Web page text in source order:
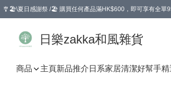
🎐🏖️\夏日感謝祭 /🏖️ 購買任何產品滿HK$600，即可享有全單
日樂zakka和風雜貨
商品 主頁新品推介 日系家居清潔好幫手精